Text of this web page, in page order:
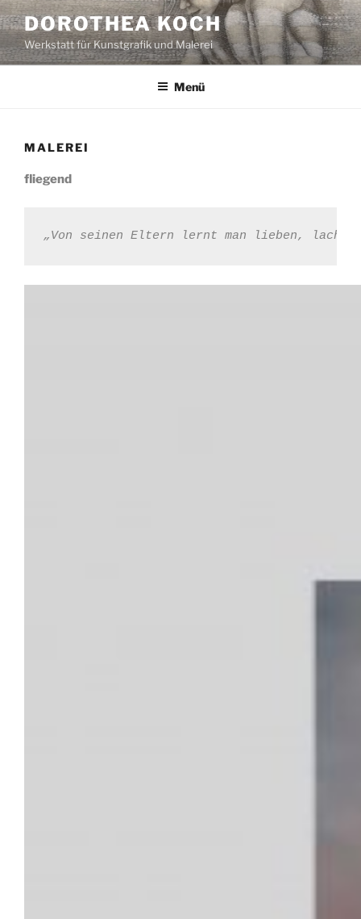
Zum
Inhalt
springen
DOROTHEA KOCH
Werkstatt für Kunstgrafik und Malerei
Menü
MALEREI
fliegend
„Von seinen Eltern lernt man lieben, lachen,